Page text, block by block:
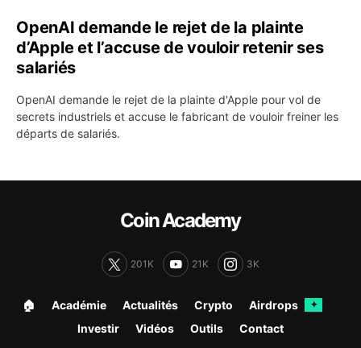
OpenAI demande le rejet de la plainte
d’Apple et l’accuse de vouloir retenir ses
salariés
OpenAI demande le rejet de la plainte d'Apple pour vol de
secrets industriels et accuse le fabricant de vouloir freiner les
départs de salariés.
Coin Academy
201K 21K 3K
🏠︎ Académie Actualités Crypto Airdrops ✦
Investir Vidéos Outils Contact